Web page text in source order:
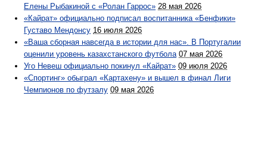
Елены Рыбакиной с «Ролан Гаррос» 28 мая 2026
«Кайрат» официально подписал воспитанника «Бенфики»
Густаво Мендонсу 16 июля 2026
«Ваша сборная навсегда в истории для нас». В Португалии
оценили уровень казахстанского футбола 07 мая 2026
Уго Невеш официально покинул «Кайрат» 09 июля 2026
«Спортинг» обыграл «Картахену» и вышел в финал Лиги
Чемпионов по футзалу 09 мая 2026